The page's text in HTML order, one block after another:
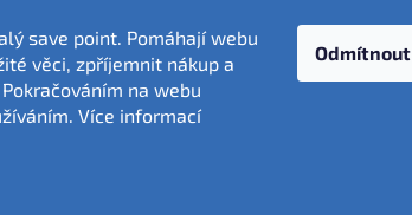
save point. Pomáhají webu
věci, zpříjemnit nákup a
na webu
Více informací
Odmítnout
Fotografie produktů jsou ilustrativní.